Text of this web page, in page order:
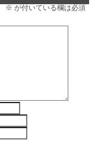
※ が付いている欄は必須